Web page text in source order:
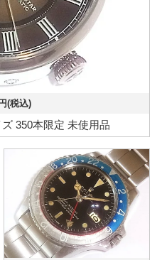
(税込)
350本限定 未使用品